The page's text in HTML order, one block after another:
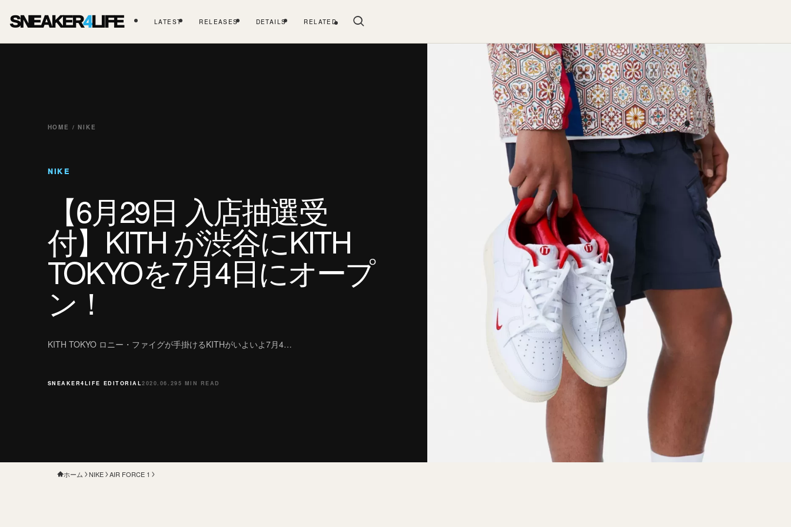
SNEAKER4LIFE LATEST RELEASES DETAILS RELATED
HOME / NIKE
NIKE
【6月29日 入店抽選受
付】KITH が渋谷にKITH
TOKYOを7月4日にオープ
ン！
KITH TOKYO ロニー・ファイグが手掛けるKITHがいよいよ7月4…
SNEAKER4LIFE EDITORIAL2020.06.295 MIN READ
ホーム NIKE AIR FORCE 1